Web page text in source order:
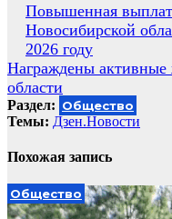
Навигация
по
записям
Повышенная
Новосибирской
2026 году
Награждены
области
Раздел: Общество
Темы: Дзен.Новости
Похожая запись
Общество